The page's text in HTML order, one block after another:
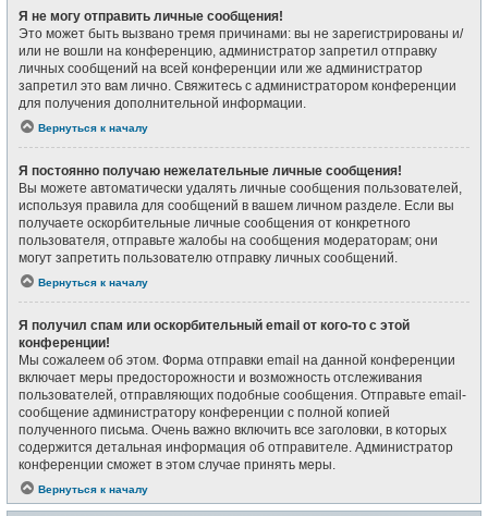
Я не могу отправить личные сообщения!
Это может быть вызвано тремя причинами: вы не зарегистрированы и/
или не вошли на конференцию, администратор запретил отправку
личных сообщений на всей конференции или же администратор
запретил это вам лично. Свяжитесь с администратором конференции
для получения дополнительной информации.
Вернуться к началу
Я постоянно получаю нежелательные личные сообщения!
Вы можете автоматически удалять личные сообщения пользователей,
используя правила для сообщений в вашем личном разделе. Если вы
получаете оскорбительные личные сообщения от конкретного
пользователя, отправьте жалобы на сообщения модераторам; они
могут запретить пользователю отправку личных сообщений.
Вернуться к началу
Я получил спам или оскорбительный email от кого-то с этой
конференции!
Мы сожалеем об этом. Форма отправки email на данной конференции
включает меры предосторожности и возможность отслеживания
пользователей, отправляющих подобные сообщения. Отправьте email-
сообщение администратору конференции с полной копией
полученного письма. Очень важно включить все заголовки, в которых
содержится детальная информация об отправителе. Администратор
конференции сможет в этом случае принять меры.
Вернуться к началу